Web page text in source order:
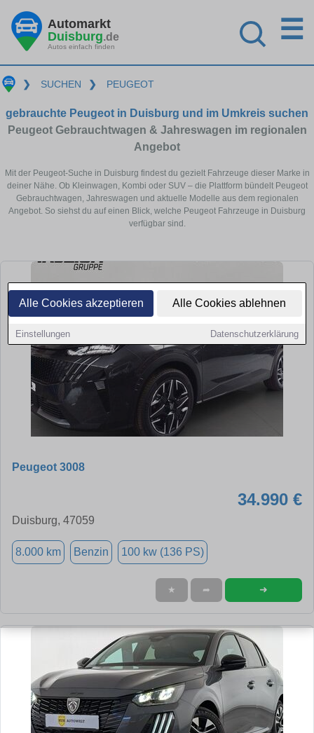
Alle Cookies akzeptieren Alle Cookies ablehnen
Einstellungen Datenschutzerklärung
Automarkt
Duisburg.de
Autos einfach finden
☰
❯ SUCHEN ❯ PEUGEOT
gebrauchte Peugeot in Duisburg und im Umkreis suchen
Peugeot Gebrauchtwagen & Jahreswagen im regionalen
Angebot
Mit der Peugeot-Suche in Duisburg findest du gezielt Fahrzeuge dieser Marke in
deiner Nähe. Ob Kleinwagen, Kombi oder SUV – die Plattform bündelt Peugeot
Gebrauchtwagen, Jahreswagen und aktuelle Modelle aus dem regionalen
Angebot. So siehst du auf einen Blick, welche Peugeot Fahrzeuge in Duisburg
verfügbar sind.
Peugeot 3008
34.990 €
Duisburg, 47059
8.000 km Benzin 100 kw (136 PS)
★ ➦ ➜